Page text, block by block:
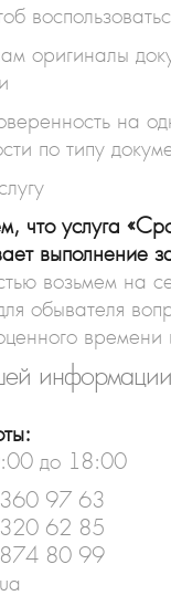
оригиналы
на
по типу
что услуга
выполнение
возьмем на
обывателя
до 18:00
97 63
62 85
80 99